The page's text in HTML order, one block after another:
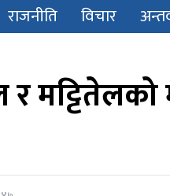
राजनीति विचार
र